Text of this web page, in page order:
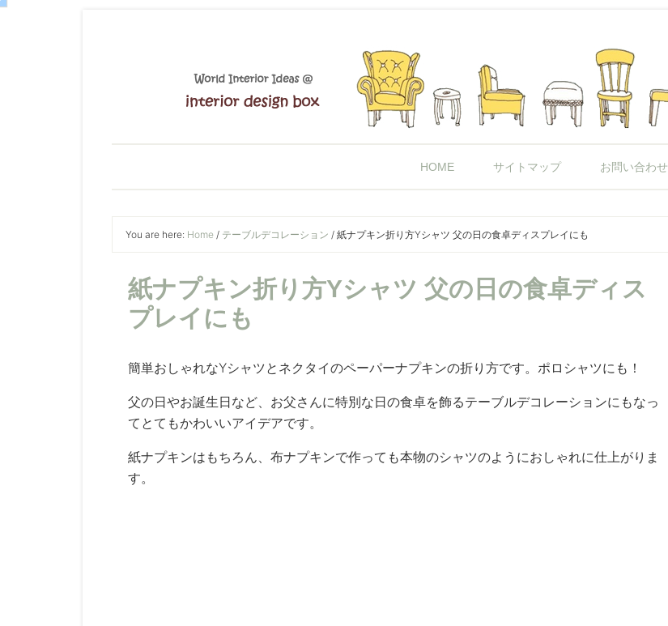
HOME サイトマップ お問い合わせ
You are here: Home / テーブルデコレーション / 紙ナプキン折り方Yシャツ 父の日の食卓ディスプレイにも
紙ナプキン折り方Yシャツ 父の日の食卓ディス
プレイにも
簡単おしゃれなYシャツとネクタイのペーパーナプキンの折り方です。ポロシャツにも！
父の日やお誕生日など、お父さんに特別な日の食卓を飾るテーブルデコレーションにもなっ
てとてもかわいいアイデアです。
紙ナプキンはもちろん、布ナプキンで作っても本物のシャツのようにおしゃれに仕上がりま
す。